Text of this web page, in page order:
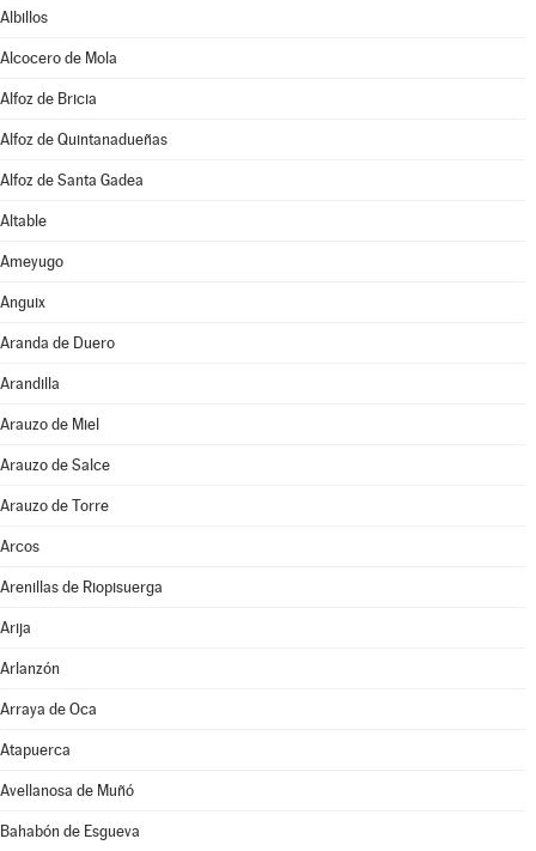
Albillos
Alcocero de Mola
Alfoz de Bricia
Alfoz de Quintanadueñas
Alfoz de Santa Gadea
Altable
Ameyugo
Anguix
Aranda de Duero
Arandilla
Arauzo de Miel
Arauzo de Salce
Arauzo de Torre
Arcos
Arenillas de Riopisuerga
Arija
Arlanzón
Arraya de Oca
Atapuerca
Avellanosa de Muñó
Bahabón de Esgueva